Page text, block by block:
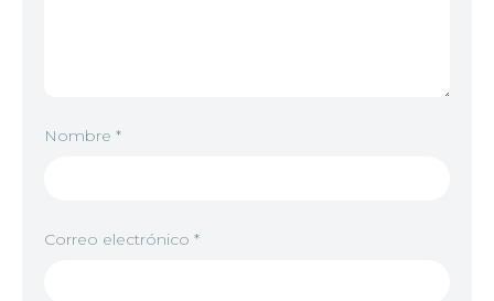
Nombre *
Correo electrónico *